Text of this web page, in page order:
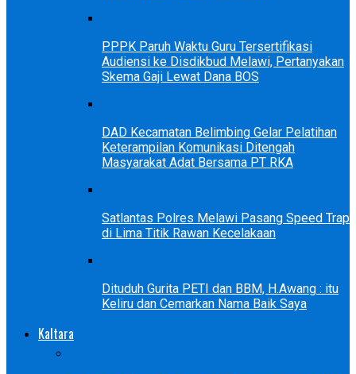
PPPK Paruh Waktu Guru Tersertifikasi
Audiensi ke Disdikbud Melawi, Pertanyakan
Skema Gaji Lewat Dana BOS
DAD Kecamatan Belimbing Gelar Pelatihan
Keterampilan Komunikasi Ditengah
Masyarakat Adat Bersama PT RKA
Satlantas Polres Melawi Pasang Speed Trap
di Lima Titik Rawan Kecelakaan
Dituduh Gurita PETI dan BBM, H.Awang : itu
Keliru dan Cemarkan Nama Baik Saya
Kaltara